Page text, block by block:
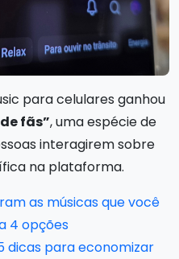
para celulares ganhou
fãs”, uma espécie de
interagirem sobre
na plataforma.
as músicas que você
4 opções
dicas para economizar